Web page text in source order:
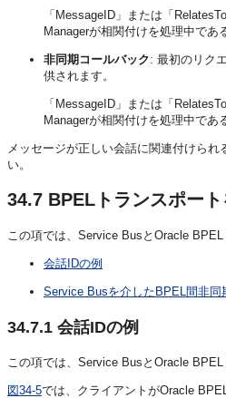
「MessageID」または「
Managerが相関付けを処理中であ
非同期コールバック: 最初のリク
供されます。
「MessageID」または「
Managerが相関付けを処理中であ
メッセージが正しい会話に関連付けら
い。
34.7 BPELトランスポー
この項では、Service BusとOracle
会話IDの例
Service Busを介したBPEL間非同
34.7.1 会話IDの例
この項では、Service BusとOracle
図34-5では、クライアントがOracle